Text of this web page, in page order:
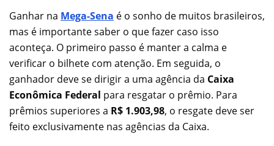
Ganhar na Mega-Sena é o sonho de muitos brasileiros,
mas é importante saber o que fazer caso isso
aconteça. O primeiro passo é manter a calma e
verificar o bilhete com atenção. Em seguida, o
ganhador deve se dirigir a uma agência da Caixa
Econômica Federal para resgatar o prêmio. Para
prêmios superiores a R$ 1.903,98, o resgate deve ser
feito exclusivamente nas agências da Caixa.